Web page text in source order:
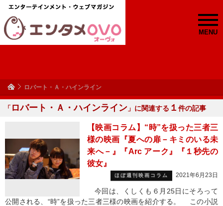
MENU
ロバート・Ａ・ハインライン
「 ロバート・Ａ・ハインライン 」に関連する １ 件の記事
【映画コラム】“時”を扱った三者三
様の映画『夏への扉－キミのいる未
来へ－』『Arc アーク』『１秒先の
彼女』
ほぼ週刊映画コラム 2021年6月23日
今回は、くしくも６月25日にそろって
公開される、“時”を扱った三者三様の映画を紹介する。 この小説